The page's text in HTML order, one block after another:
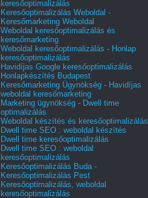
keresőoptimalizálás
Keresőoptimalizálás Weboldal -
Keresőmarketing Weboldal
Weboldal keresőoptimalizálás és
keresőmarketing
Weboldal keresőoptimalizálás - Honlap
keresőoptimalizálás
Havidíjas Google keresőoptimalizálás
Honlapkészítés Budapest
Keresőmarketing Ügynökség - Havidíjas
weboldal keresőmarketing
Marketing ügynökség - Dwell time
optimalizálás
Weboldal készítés és keresőoptimalizálás
Dwell time SEO : weboldal készítés
Dwell time keresőoptimalizálás
Dwell time SEO : weboldal
keresőoptimalizálás
Keresőoptimalizálás Buda -
Keresőoptimalizálás Pest
Keresőoptimalizálás, weboldal
keresőoptimalizálás